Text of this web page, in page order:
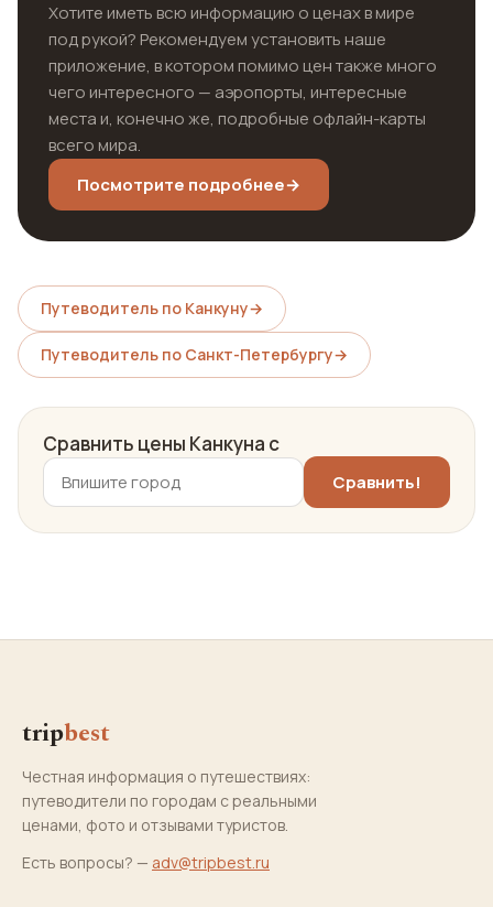
Хотите иметь всю информацию о ценах в мире
под рукой? Рекомендуем установить наше
приложение, в котором помимо цен также много
чего интересного — аэропорты, интересные
места и, конечно же, подробные офлайн-карты
всего мира.
Посмотрите подробнее→
Путеводитель по Канкуну→
Путеводитель по Санкт-Петербургу→
Сравнить цены Канкуна с
tripbest
Честная информация о путешествиях:
путеводители по городам с реальными
ценами, фото и отзывами туристов.
Есть вопросы? — adv@tripbest.ru